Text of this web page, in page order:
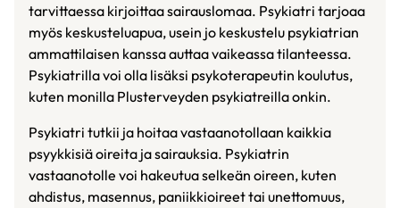
tarvittaessa kirjoittaa sairauslomaa. Psykiatri tarjoaa
myös keskusteluapua, usein jo keskustelu psykiatrian
ammattilaisen kanssa auttaa vaikeassa tilanteessa.
Psykiatrilla voi olla lisäksi psykoterapeutin koulutus,
kuten monilla Plusterveyden psykiatreilla onkin.
Psykiatri tutkii ja hoitaa vastaanotollaan kaikkia
psyykkisiä oireita ja sairauksia. Psykiatrin
vastaanotolle voi hakeutua selkeän oireen, kuten
ahdistus, masennus, paniikkioireet tai unettomuus,